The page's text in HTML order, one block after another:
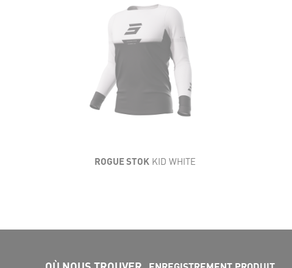
ROGUE STOK KID WHITE
SOUPLESSE
AÉRATION
RÉSISTANCE